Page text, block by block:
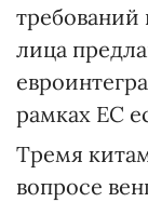
лица
рамках ЕС
Тремя
вопросе